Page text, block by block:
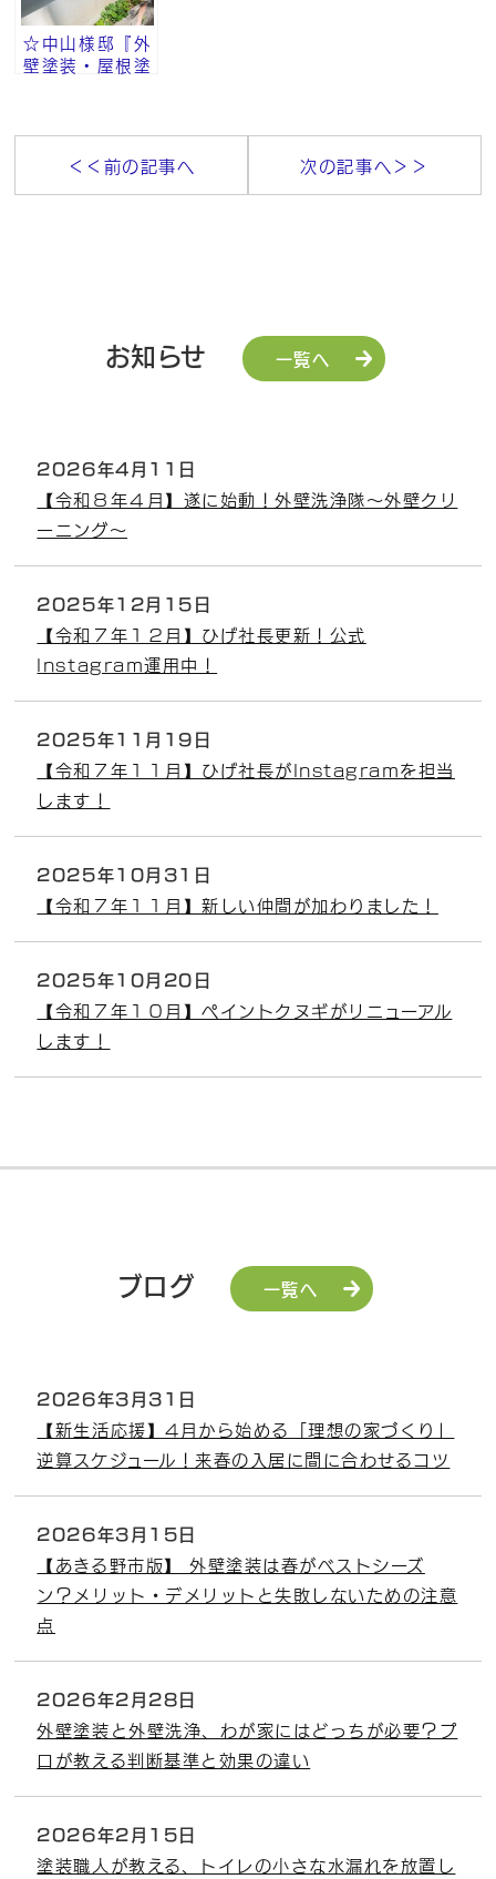
☆中山様邸『外
壁塗装・屋根塗
＜＜前の記事へ 次の記事へ＞＞
お知らせ 一覧へ
2026年4月11日
【令和８年４月】遂に始動！外壁洗浄隊～外壁クリ
ーニング～
2025年12月15日
【令和７年１２月】ひげ社長更新！公式
Instagram運用中！
2025年11月19日
【令和７年１１月】ひげ社長がInstagramを担当
します！
2025年10月31日
【令和７年１１月】新しい仲間が加わりました！
2025年10月20日
【令和７年１０月】ペイントクヌギがリニューアル
します！
ブログ 一覧へ
2026年3月31日
【新生活応援】4月から始める「理想の家づくり」
逆算スケジュール！来春の入居に間に合わせるコツ
2026年3月15日
【あきる野市版】 外壁塗装は春がベストシーズ
ン？メリット・デメリットと失敗しないための注意
点
2026年2月28日
外壁塗装と外壁洗浄、わが家にはどっちが必要？プ
ロが教える判断基準と効果の違い
2026年2月15日
塗装職人が教える、トイレの小さな水漏れを放置し